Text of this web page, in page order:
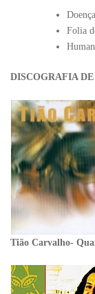
Folia
DISCOGRAFIA
Tião Carvalho-